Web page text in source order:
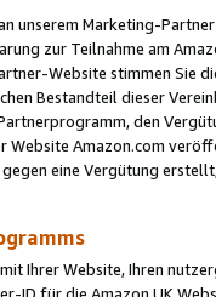
unserem Marketing-
zur Teilnahme am
Website stimmen Sie
Bestandteil dieser
den
Amazon.com
eine Vergütung
Ihrer Website, Ihren
ID für die Amazon UK